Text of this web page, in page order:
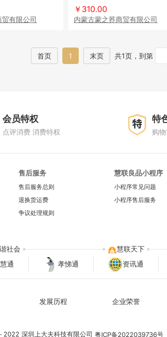
有限公司
￥310.00
内蒙古蒙之荞商贸有限公司
首页 1 末页 共1页，到第
会员特权
点评消费 消费特权
特
购
售后服务
售后服务总则
退换货运费
争议处理规则
慧联良品小程序
小程序常见问题
小程序售后服务
通 孝悌通 资讯通
社会 慧联天下
发展历程 企业荣誉
深圳上大夫科技有限公司 粤ICP备2022039736号